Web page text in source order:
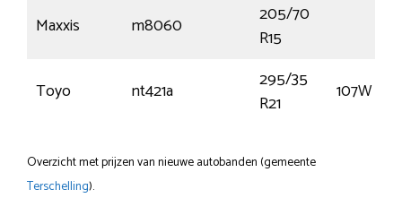
Maxxis m8060
205/70
R15
Toyo
nt421a
295/35
R21
107W
Overzicht met prijzen van nieuwe autobanden (gemeente
Terschelling).